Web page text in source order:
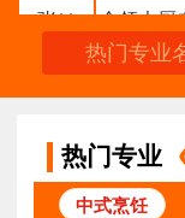
张** 金领大厨
经典西点
赖**
时尚西餐
专业
热门专业
热门专业
中式烹饪